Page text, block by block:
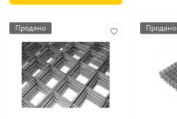
Продано Продано